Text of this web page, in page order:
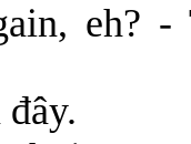
eh?